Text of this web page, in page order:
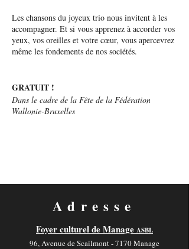
Les chansons du joyeux trio nous invitent à les
accompagner. Et si vous apprenez à accorder vos
yeux, vos oreilles et votre cœur, vous apercevrez
même les fondements de nos sociétés.
GRATUIT !
Dans le cadre de la Fête de la Fédération
Wallonie-Bruxelles
Adresse
Foyer culturel de Manage ASBL
96, Avenue de Scailmont - 7170 Manage